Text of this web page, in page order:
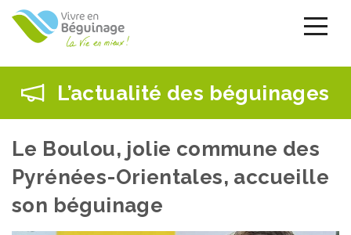
Aller
contenu
L’actualité des béguinages
Le Boulou, jolie commune des
Pyrénées-Orientales, accueille
son béguinage